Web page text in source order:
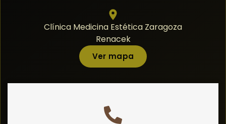
Clínica Medicina Estética Zaragoza
Renacek
Ver mapa